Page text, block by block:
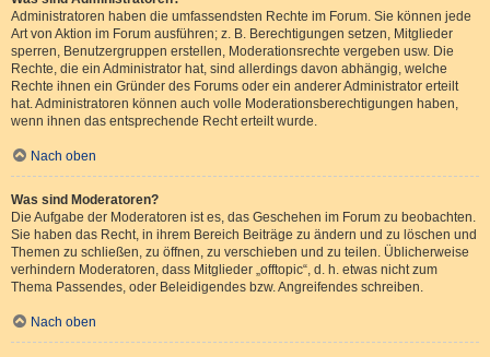
Administratoren haben die umfassendsten Rechte im Forum. Sie können jede
Art von Aktion im Forum ausführen; z. B. Berechtigungen setzen, Mitglieder
sperren, Benutzergruppen erstellen, Moderationsrechte vergeben usw. Die
Rechte, die ein Administrator hat, sind allerdings davon abhängig, welche
Rechte ihnen ein Gründer des Forums oder ein anderer Administrator erteilt
hat. Administratoren können auch volle Moderationsberechtigungen haben,
wenn ihnen das entsprechende Recht erteilt wurde.
Nach oben
Was sind Moderatoren?
Die Aufgabe der Moderatoren ist es, das Geschehen im Forum zu beobachten.
Sie haben das Recht, in ihrem Bereich Beiträge zu ändern und zu löschen und
Themen zu schließen, zu öffnen, zu verschieben und zu teilen. Üblicherweise
verhindern Moderatoren, dass Mitglieder „offtopic“, d. h. etwas nicht zum
Thema Passendes, oder Beleidigendes bzw. Angreifendes schreiben.
Nach oben